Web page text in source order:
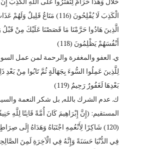
الَّذِينَ هَادُوا حَرَّمْنَا مَا قَصَصْنَا عَلَيْكَ مِنْ قَبْلُ
أَنْفُسَهُمْ يَظْلِمُونَ (118)
‌ي. العفو والمغفرة والرحمة لمن عمل
لِلَّذِينَ عَمِلُوا السُّوءَ بِجَهَالَةٍ ثُمَّ تَابُوا مِنْ
بَعْدِهَا لَغَفُورٌ رَحِيمٌ (119)
‌ك. عدم الشرك بالله, بل شكر النعمة
المستقيم: (إِنَّ إِبْرَاهِيمَ كَانَ أُمَّةً قَانِتًا لِلَّهِ